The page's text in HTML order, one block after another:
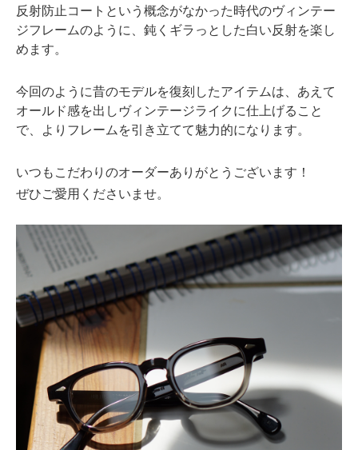
反射防止コートという概念がなかった時代のヴィンテー
ジフレームのように、鈍くギラっとした白い反射を楽し
めます。
今回のように昔のモデルを復刻したアイテムは、あえて
オールド感を出しヴィンテージライクに仕上げること
で、よりフレームを引き立てて魅力的になります。
いつもこだわりのオーダーありがとうございます！
ぜひご愛用くださいませ。